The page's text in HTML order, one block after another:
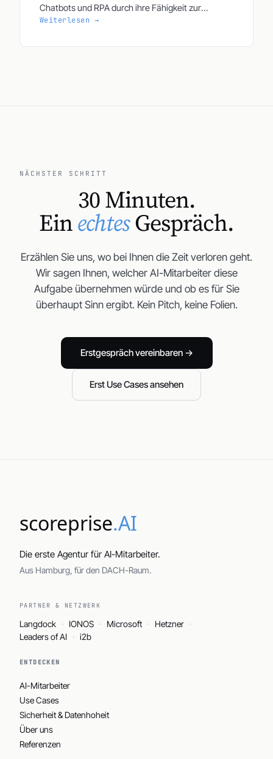
Chatbots und RPA durch ihre Fähigkeit zur
intelligenten Entscheidungsfindung und flexiblen
Weiterlesen →
NÄCHSTER SCHRITT
30 Minuten.
EinechtesGespräch.
Erzählen Sie uns, wo bei Ihnen die Zeit verloren geht.
Wir sagen Ihnen, welcher AI-Mitarbeiter diese
Aufgabe übernehmen würde und ob es für Sie
überhaupt Sinn ergibt. Kein Pitch, keine Folien.
Erstgespräch vereinbaren →
Erst Use Cases ansehen
scoreprise.AI
Die erste Agentur für AI-Mitarbeiter.
Aus Hamburg, für den DACH-Raum.
PARTNER & NETZWERK
Langdock IONOS Microsoft
Hetzner
Leaders of AI
i2b
ENTDECKEN
AI-Mitarbeiter
Use Cases
Sicherheit & Datenhoheit
Über uns
Referenzen